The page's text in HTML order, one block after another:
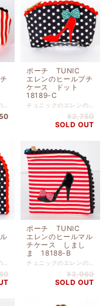
ポーチ TUNIC
エレンのヒールプチ
ケース ドット
18189-C
¥2,750
SOLD OUT
チュニックのエレンのヒールマルチケース ドット です。 表プリント 綿（裏タフタボンディング加工） 裏地 ナイロン 高さ１５ｃｍ x 幅１５ｃｍ
ポーチ TUNIC
エレンのヒールマル
チケース しまし
ま 18188-B
チュニックのエレンのヒールマルチケース しましま です。 表プリント 綿（裏タフタボンディング加工） 裏地 ナイロン 高さ１５ｃｍ x 幅１５ｃｍ
¥3,960
SOLD OUT